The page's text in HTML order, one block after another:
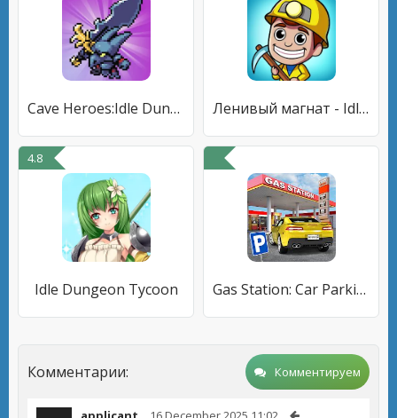
Cave Heroes:Idle Dungeon Crawl Ленивый магнат - Idle Miner
4.8
Idle Dungeon Tycoon Gas Station: Car Parking Sim
Комментарии: Комментируем